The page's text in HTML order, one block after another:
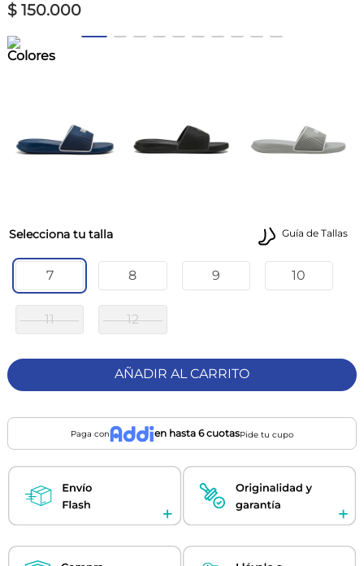
$ 150.000
Colores
Guía de Tallas
talla
10
11 12
7 8 9
AÑADIR AL CARRITO
Paga con en hasta 6 cuotasPide tu cupo